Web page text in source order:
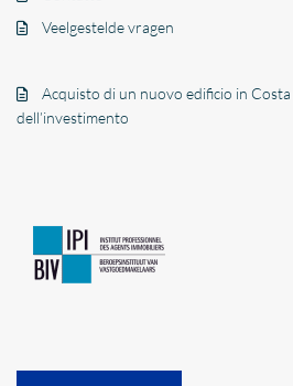
Veelgestelde vragen
Acquisto di un nuovo edificio in
dell’investimento